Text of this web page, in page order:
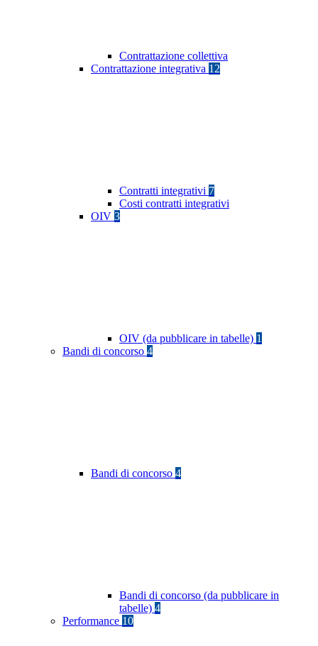
Contrattazione collettiva
Contrattazione integrativa 12
Contratti integrativi 7
Costi contratti integrativi
OIV 3
OIV (da pubblicare in tabelle) 1
Bandi di concorso 4
Bandi di concorso 4
Bandi di concorso (da pubblicare in
tabelle) 4
Performance 10